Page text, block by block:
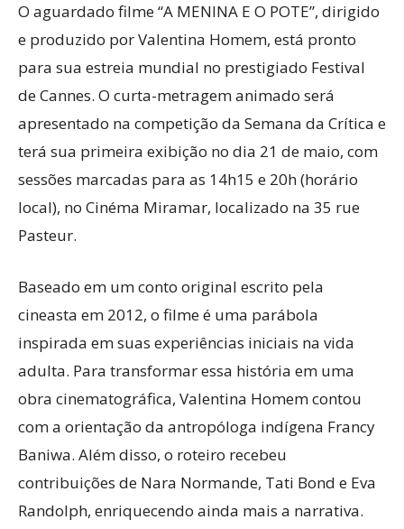
O aguardado filme “A MENINA E O POTE”, dirigido
e produzido por Valentina Homem, está pronto
para sua estreia mundial no prestigiado Festival
de Cannes. O curta-metragem animado será
apresentado na competição da Semana da Crítica e
terá sua primeira exibição no dia 21 de maio, com
sessões marcadas para as 14h15 e 20h (horário
local), no Cinéma Miramar, localizado na 35 rue
Pasteur.
Baseado em um conto original escrito pela
cineasta em 2012, o filme é uma parábola
inspirada em suas experiências iniciais na vida
adulta. Para transformar essa história em uma
obra cinematográfica, Valentina Homem contou
com a orientação da antropóloga indígena Francy
Baniwa. Além disso, o roteiro recebeu
contribuições de Nara Normande, Tati Bond e Eva
Randolph, enriquecendo ainda mais a narrativa.